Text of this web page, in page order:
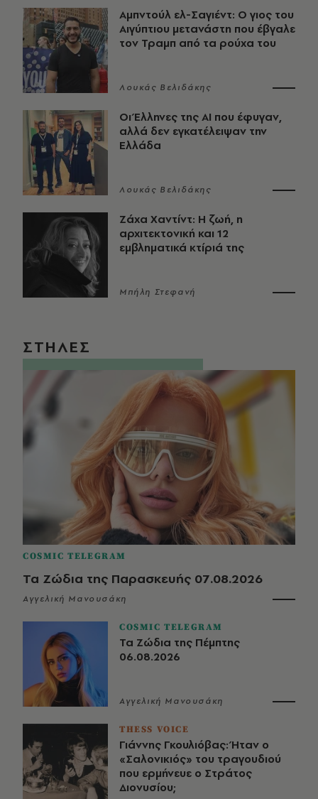
Αμπντούλ ελ-Σαγιέντ: Ο γιος του
Αιγύπτιου μετανάστη που έβγαλε
τον Τραμπ από τα ρούχα του
Λουκάς Βελιδάκης
Οι Έλληνες της ΑΙ που έφυγαν,
αλλά δεν εγκατέλειψαν την
Ελλάδα
Λουκάς Βελιδάκης
Ζάχα Χαντίντ: Η ζωή, η
αρχιτεκτονική και 12
εμβληματικά κτίριά της
Μπήλη Στεφανή
ΣΤΗΛΕΣ
COSMIC TELEGRAM
Τα Ζώδια της Παρασκευής 07.08.2026
Αγγελική Μανουσάκη
COSMIC TELEGRAM
Τα Ζώδια της Πέμπτης
06.08.2026
Αγγελική Μανουσάκη
THESS VOICE
Γιάννης Γκουλιόβας: Ήταν ο
«Σαλονικιός» του τραγουδιού
που ερμήνευε ο Στράτος
Διονυσίου;